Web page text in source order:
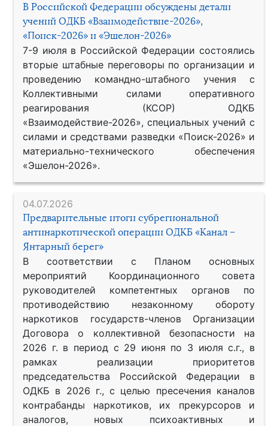
В Российской Федерации обсуждены детали
учений ОДКБ «Взаимодействие-2026»,
«Поиск-2026» и «Эшелон-2026»
7-9 июля в Российской Федерации состоялись
вторые штабные переговоры по организации и
проведению командно-штабного учения с
Коллективными силами оперативного
реагирования (КСОР) ОДКБ
«Взаимодействие-2026», специальных учений с
силами и средствами разведки «Поиск-2026» и
материально-технического обеспечения
«Эшелон-2026».
04.07.2026
Предварительные итоги субрегиональной
антинаркотической операции ОДКБ «Канал –
Янтарный берег»
В соответствии с Планом основных
мероприятий Координационного совета
руководителей компетентных органов по
противодействию незаконному обороту
наркотиков государств-членов Организации
Договора о коллективной безопасности на
2026 г. в период с 29 июня по 3 июля с.г., в
рамках реализации приоритетов
председательства Российской Федерации в
ОДКБ в 2026 г., с целью пресечения каналов
контрабанды наркотиков, их прекурсоров и
аналогов, новых психоактивных и